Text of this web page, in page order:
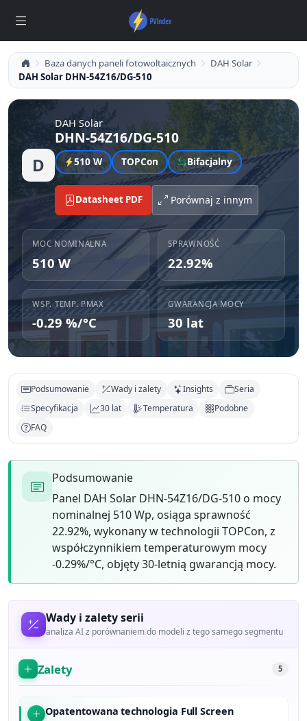
Baza danych paneli fotowoltaicznych
DAH Solar
DAH Solar DHN-54Z16/DG-510
D
DAH Solar
DHN-54Z16/DG-510
510 W TOPCon Bifacjalny
Datasheet PDF Porównaj z innym
MOC NOMINALNA
510 W
SPRAWNOŚĆ
22.92%
WSP. TEMP. PMAX
-0.29 %/°C
GWARANCJA MOCY
30 lat
Podsumowanie Wady i zalety Insights
Seria
Specyfikacja
30 lat Temperatura
Podobne
FAQ
Podsumowanie
Panel DAH Solar DHN-54Z16/DG-510 o mocy
nominalnej 510 Wp, osiąga sprawność
22.92%, wykonany w technologii TOPCon, z
współczynnikiem temperaturowym mocy
-0.29%/°C, objęty 30-letnią gwarancją mocy.
Wady i zalety serii
analiza AI z porównaniem do modeli z tego samego segmentu
Zalety 5
Opatentowana technologia Full Screen